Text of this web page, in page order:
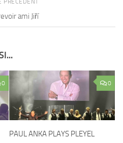
PRÉCÉDENT
ami Jiří
0 0
PAUL ANKA PLAYS PLEYEL